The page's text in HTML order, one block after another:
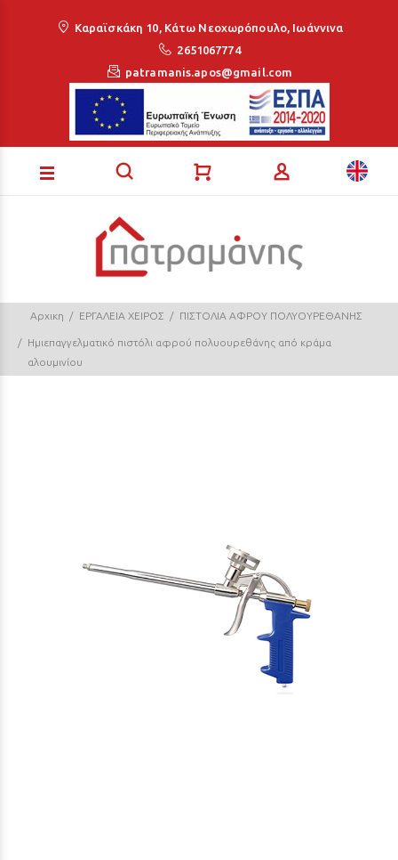
Καραϊσκάκη 10, Κάτω Νεοχωρόπουλο, Ιωάννινα
2651067774
patramanis.apos@gmail.com
Αρχικη ΕΡΓΑΛΕΙΑ ΧΕΙΡΟΣ ΠΙΣΤΟΛΙΑ ΑΦΡΟΥ ΠΟΛΥΟΥΡΕΘΑΝΗΣ
Ημιεπαγγελματικό πιστόλι αφρού πολυουρεθάνης από κράμα
αλουμινίου